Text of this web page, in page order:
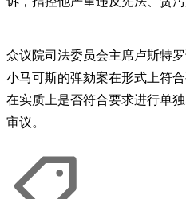
众议院司法委员会主席卢斯特
小马可斯的弹劾案在形式上符
在实质上是否符合要求进行单
审议。